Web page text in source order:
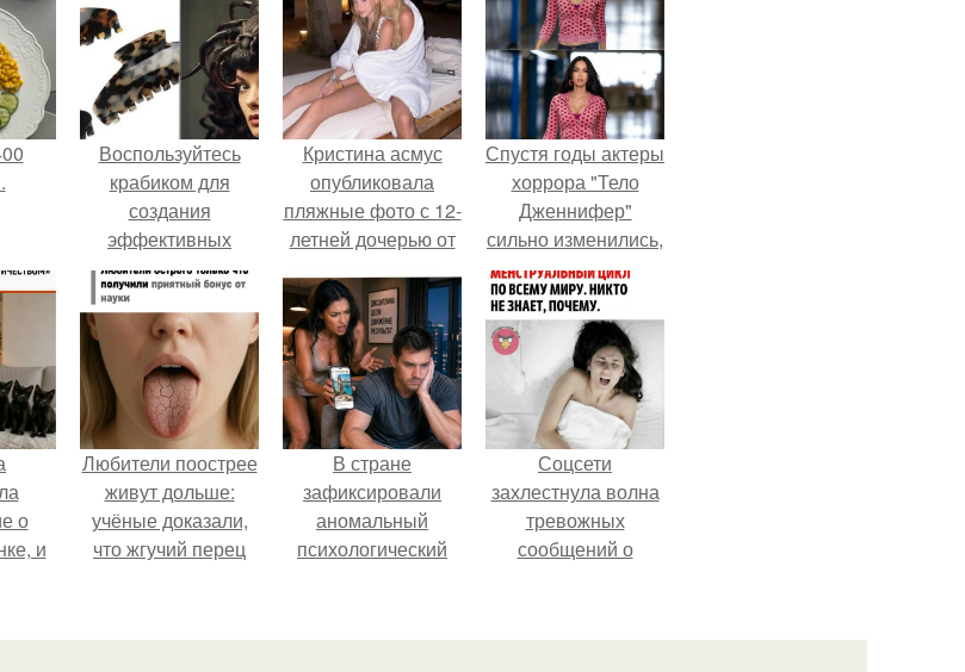
Воспользуйтесь
крабиком для
создания
эффективных
причесок на
короткие волосы
Кристина асмус
опубликовала
пляжные фото с 12-
летней дочерью от
Спустя годы актеры
хоррора "Тело
Дженнифер"
сильно изменились,
пройдя путь от
подростковых
кумиров до
мировых звезд.
о
и
Любители поострее
живут дольше:
учёные доказали,
что жгучий перец
болезней сердца и
В стране
зафиксировали
аномальный
психологический
жесткая депрессия
Соцсети
захлестнула волна
тревожных
сообщений о
Феномене".